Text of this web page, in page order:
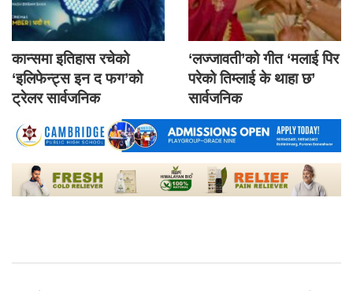
कान्समा इतिहास रचेको
‘इलिफेन्ट्स इन द फग’को
ट्रेलर सार्वजनिक
‘लज्जावती’को गीत ‘मलाई पिर
परेको तिम्लाई के थाहा छ’
सार्वजनिक